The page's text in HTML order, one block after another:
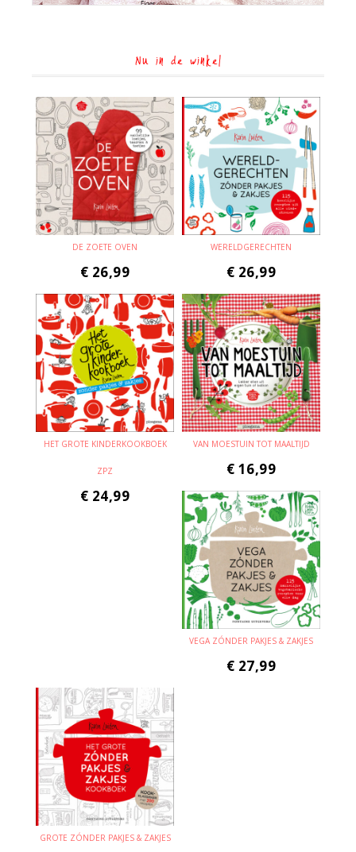
Nu in de winkel
DE ZOETE OVEN
€ 26,99
WERELDGERECHTEN
€ 26,99
HET GROTE KINDERKOOKBOEK
ZPZ
€ 24,99
VAN MOESTUIN TOT MAALTIJD
€ 16,99
VEGA ZÓNDER PAKJES & ZAKJES
€ 27,99
GROTE ZÓNDER PAKJES & ZAKJES